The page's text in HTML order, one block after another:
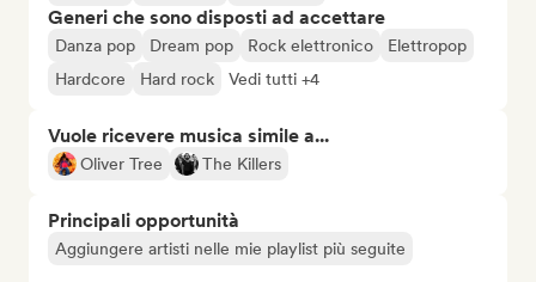
Generi che sono disposti ad accettare
Danza pop Dream pop Rock elettronico
Elettropop
Hardcore
Hard rock Vedi tutti +4
Vuole ricevere musica simile a...
Oliver Tree The Killers
Principali opportunità
Aggiungere artisti nelle mie playlist più seguite